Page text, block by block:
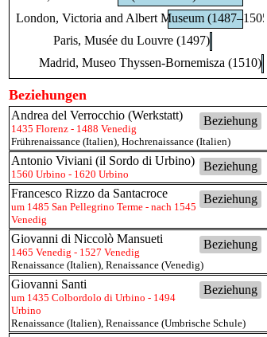
London, Victoria and Albert Museum (1487–1505)
Paris, Musée du Louvre (1497)
Madrid, Museo Thyssen-Bornemisza (1510)
Beziehungen
Beziehung
Andrea del Verrocchio (Werkstatt)
1435 Florenz - 1488 Venedig
Frührenaissance (Italien), Hochrenaissance (Italien)
Beziehung
Antonio Viviani (il Sordo di Urbino)
1560 Urbino - 1620 Urbino
Beziehung
Francesco Rizzo da Santacroce
um 1485 San Pellegrino Terme - nach 1545
Venedig
Beziehung
Giovanni di Niccolò Mansueti
1465 Venedig - 1527 Venedig
Renaissance (Italien), Renaissance (Venedig)
Beziehung
Giovanni Santi
um 1435 Colbordolo di Urbino - 1494
Urbino
Renaissance (Italien), Renaissance (Umbrische Schule)